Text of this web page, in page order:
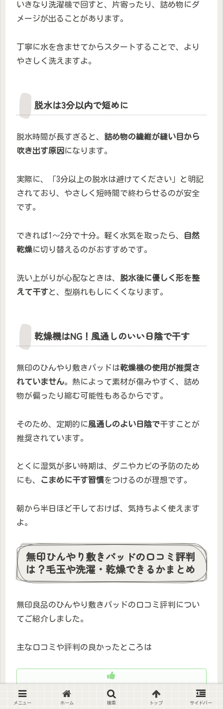
いきなり洗濯機で回すと、片寄ったり、詰め物にダ
メージが出ることがあります。
丁寧に水を含ませてからスタートすることで、より
やさしく洗えますよ。
脱水は3分以内で短めに
脱水時間が長すぎると、 詰め物の繊維が縫い目から
吹き出す原因 になります。
実際に、「3分以上の脱水は避けてください」と明記
されており、やさしく短時間で終わらせるのが安全
です。
できれば1〜2分で十分。軽く水気を取ったら、
自然
乾燥に切り替えるのがおすすめです。
洗い上がりが心配なときは、 脱水後に優しく形を整
えて干すと、型崩れもしにくくなります。
乾燥機はNG！風通しのいい日陰で干す
無印のひんやり敷きパッドは乾燥機の使用が推奨さ
れていません。熱によって素材が傷みやすく、詰め
物が偏ったり縮む可能性もあるからです。
そのため、定期的に風通しのよい日陰で干すことが
推奨されています。
とくに湿気が多い時期は、ダニやカビの予防のため
にも、
こまめに干す習慣をつけるのが理想です。
朝から半日ほど干しておけば、気持ちよく使えます
よ。
無印ひんやり敷きパッドの口コミ評判
は？毛玉や洗濯・乾燥できるかまとめ
無印良品のひんやり敷きパッドの口コミ評判につい
てご紹介しました。
主な口コミや評判の良かったところは
肌触りが良い
ひんやりして気持ちいい
メニュー ホーム 検索 トップ サイドバー